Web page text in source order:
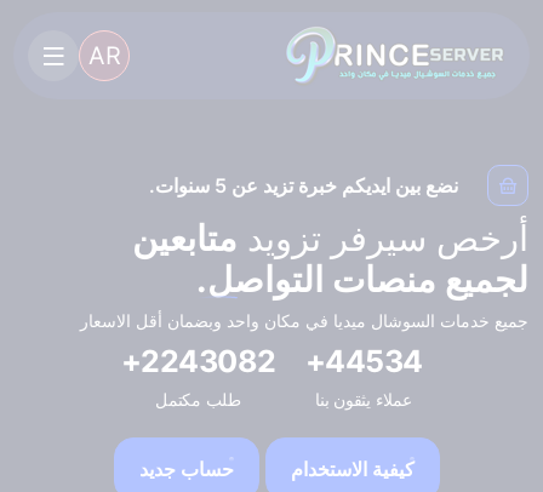
AR
نضع بين ايديكم خبرة تزيد عن 5 سنوات.
أرخص سيرفر تزويد متابعين
لجميع منصات التواصل.
جميع خدمات السوشال ميديا في مكان واحد وبضمان أقل الاسعار
44534+
عملاء يثقون بنا
2243082+
طلب مكتمل
كيفية الاستخدام حساب جديد